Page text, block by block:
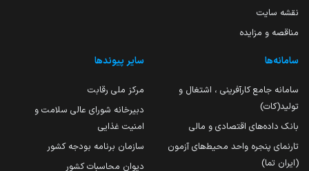
نقشه سایت
مناقصه و مزایده
سامانه‌ها
سامانه جامع کارآفرینی ، اشتغال و
تولید(کات)
بانک داده‌های اقتصادی و مالی
تارنمای پنجره واحد محیط‌های آزمون
(ایران تما)
سایر پیوندها
مرکز ملی رقابت
دبیرخانه شورای عالی سلامت و
امنیت غذایی
سازمان برنامه بودجه کشور
دیوان محاسبات کشور